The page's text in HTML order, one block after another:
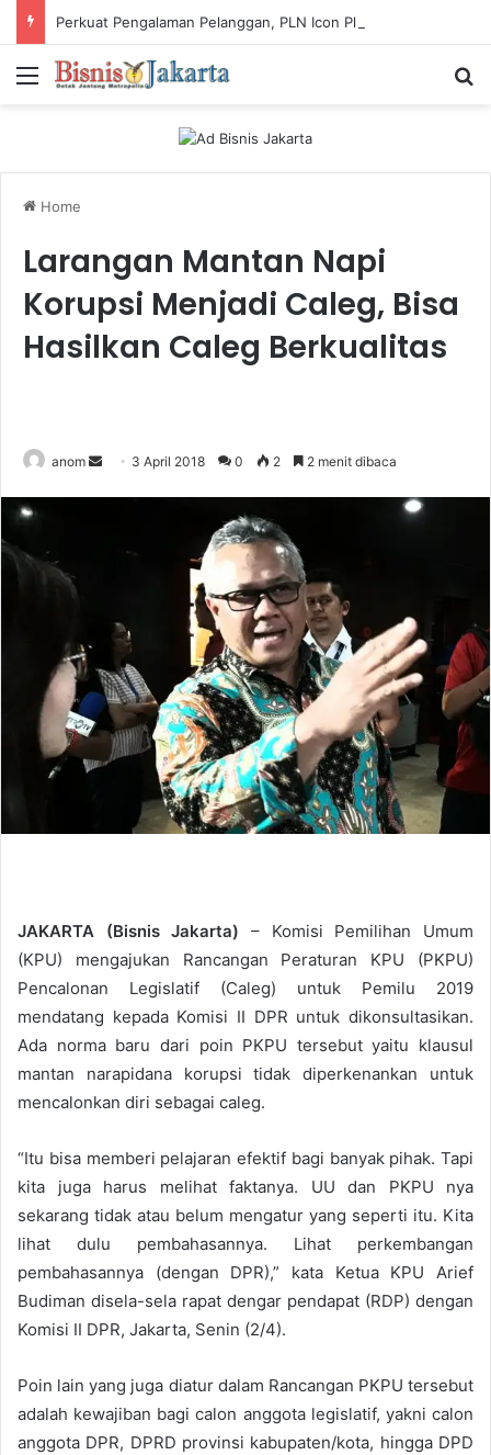
Menu
Home
Larangan Mantan Napi
Korupsi Menjadi Caleg, Bisa
Hasilkan Caleg Berkualitas
anom
a
i
3 April 2018 0 2 2 menit dibaca
JAKARTA (Bisnis Jakarta) – Komisi Pemilihan Umum
(KPU) mengajukan Rancangan Peraturan KPU (PKPU)
Pencalonan Legislatif (Caleg) untuk Pemilu 2019
mendatang kepada Komisi II DPR untuk dikonsultasikan.
Ada norma baru dari poin PKPU tersebut yaitu klausul
mantan narapidana korupsi tidak diperkenankan untuk
mencalonkan diri sebagai caleg.
“Itu bisa memberi pelajaran efektif bagi banyak pihak. Tapi
kita juga harus melihat faktanya. UU dan PKPU nya
sekarang tidak atau belum mengatur yang seperti itu. Kita
lihat dulu pembahasannya. Lihat perkembangan
pembahasannya (dengan DPR),” kata Ketua KPU Arief
Budiman disela-sela rapat dengar pendapat (RDP) dengan
Komisi II DPR, Jakarta, Senin (2/4).
Poin lain yang juga diatur dalam Rancangan PKPU tersebut
adalah kewajiban bagi calon anggota legislatif, yakni calon
anggota DPR, DPRD provinsi kabupaten/kota, hingga DPD